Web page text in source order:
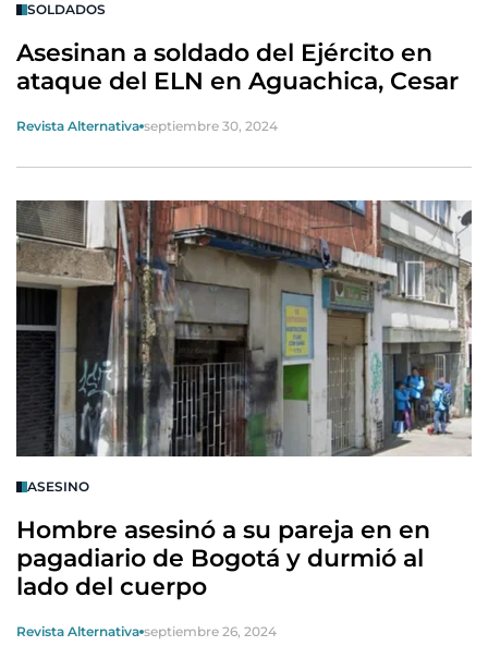
SOLDADOS
Asesinan a soldado del Ejército en
ataque del ELN en Aguachica, Cesar
Revista Alternativa septiembre 30, 2024
ASESINO
Hombre asesinó a su pareja en en
pagadiario de Bogotá y durmió al
lado del cuerpo
Revista Alternativa septiembre 26, 2024